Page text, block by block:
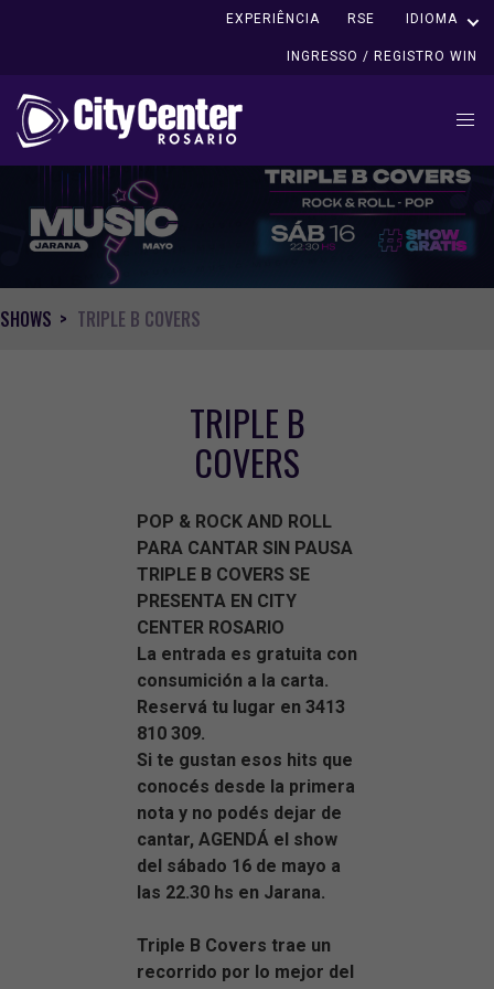
EXPERIÊNCIA RSE IDIOMA
INGRESSO / REGISTRO WIN
SHOWS TRIPLE B COVERS
TRIPLE B
COVERS
POP & ROCK AND ROLL
PARA CANTAR SIN PAUSA
TRIPLE B COVERS SE
PRESENTA EN CITY
CENTER ROSARIO
La entrada es gratuita con
consumición a la carta.
Reservá tu lugar en 3413
810 309.
Si te gustan esos hits que
conocés desde la primera
nota y no podés dejar de
cantar, AGENDÁ el show
del sábado 16 de mayo a
las 22.30 hs en Jarana.
Triple B Covers trae un
recorrido por lo mejor del